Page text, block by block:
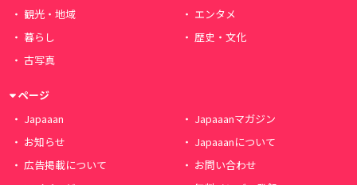
観光・地域
エンタメ
暮らし
歴史・文化
古写真
ページ
Japaaan
Japaaanマガジン
お知らせ
Japaaanについて
広告掲載について
お問い合わせ